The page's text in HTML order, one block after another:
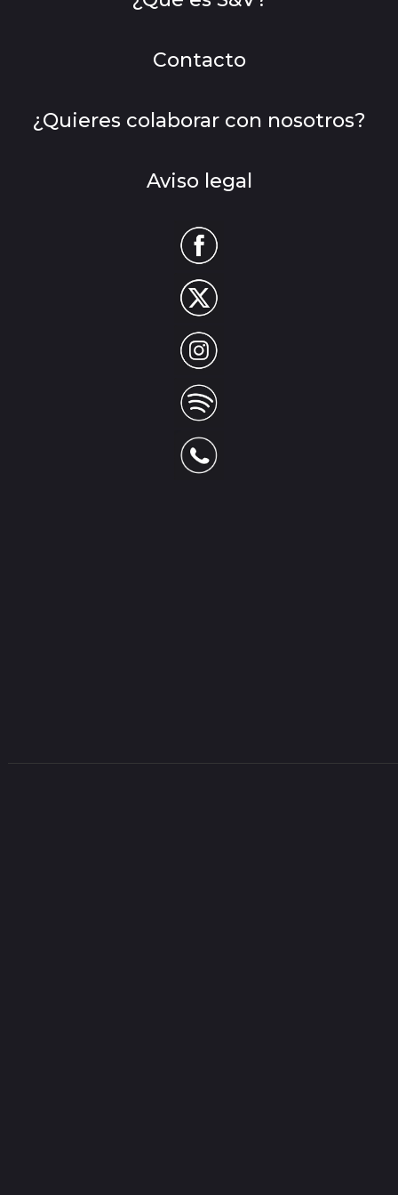
Contacto
¿Quieres colaborar con nosotros?
Aviso legal